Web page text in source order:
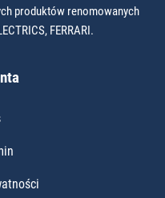
produktów renomowanych
FERRARI.